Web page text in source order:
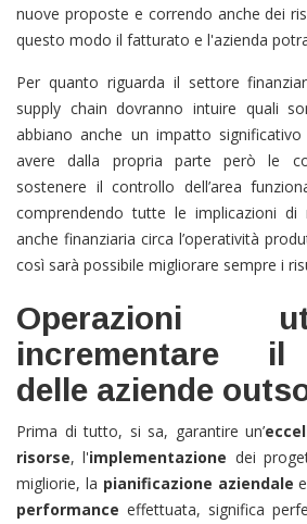
nuove proposte e correndo anche dei
questo modo il fatturato e l'azienda
Per quanto riguarda il settore
supply chain dovranno intuire quali
abbiano anche un impatto significativo
avere dalla propria parte però le
sostenere il controllo dell’area
comprendendo tutte le implicazioni di
anche finanziaria circa l’operatività
così sarà possibile migliorare sempre i
Operazioni
incrementare
delle aziende
Prima di tutto, si sa, garantire un’
risorse, l'implementazione dei
migliorie, la pianificazione aziendale
performance effettuata, significa